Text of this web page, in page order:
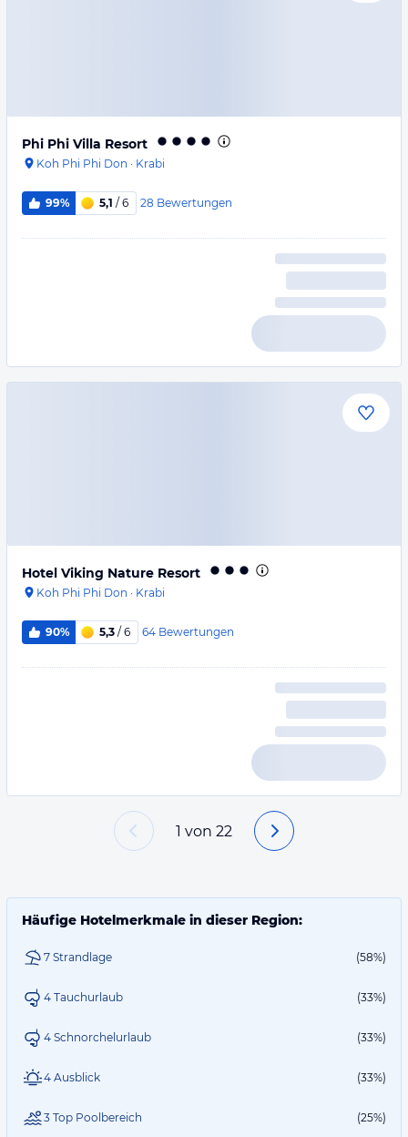
Phi Phi Villa Resort
Koh Phi Phi Don · Krabi
99% 5,1 / 6 28 Bewertungen
Hotel Viking Nature Resort
Koh Phi Phi Don · Krabi
90% 5,3 / 6 64 Bewertungen
1 von 22
Häufige Hotelmerkmale in dieser Region:
7 Strandlage (58%)
4 Tauchurlaub (33%)
4 Schnorchelurlaub (33%)
4 Ausblick (33%)
3 Top Poolbereich (25%)